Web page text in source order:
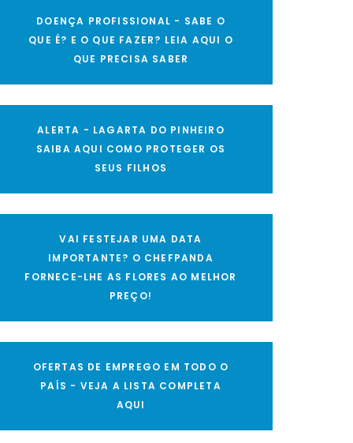
DOENÇA PROFISSIONAL - SABE O
QUE É? E O QUE FAZER? LEIA AQUI O
QUE PRECISA SABER
ALERTA - LAGARTA DO PINHEIRO
SAIBA AQUI COMO PROTEGER OS
SEUS FILHOS
VAI FESTEJAR UMA DATA
IMPORTANTE? O CHEFPANDA
FORNECE-LHE AS FLORES AO MELHOR
PREÇO!
OFERTAS DE EMPREGO EM TODO O
PAÍS - VEJA A LISTA COMPLETA
AQUI